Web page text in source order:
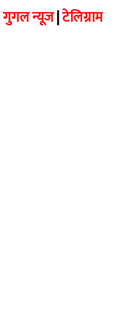
गुगल न्यूज|टेलिग्राम